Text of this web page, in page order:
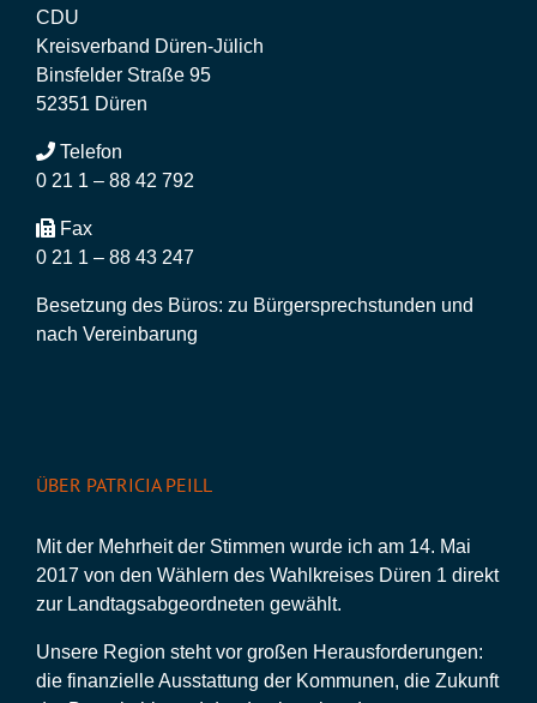
CDU
Kreisverband Düren-Jülich
Binsfelder Straße 95
52351 Düren
Telefon
0 21 1 – 88 42 792
Fax
0 21 1 – 88 43 247
Besetzung des Büros: zu Bürgersprechstunden und
nach Vereinbarung
ÜBER PATRICIA PEILL
Mit der Mehrheit der Stimmen wurde ich am 14. Mai
2017 von den Wählern des Wahlkreises Düren 1 direkt
zur Landtagsabgeordneten gewählt.
Unsere Region steht vor großen Herausforderungen:
die finanzielle Ausstattung der Kommunen, die Zukunft